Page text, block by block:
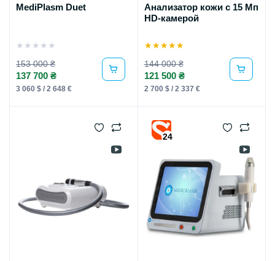
MediPlasm Duet
★ ★ ★ ★ ★
153 000 ₴
137 700 ₴
3 060 $ / 2 648 €
Анализатор кожи с 15 Мп
HD-камерой
★★★★★
144 000 ₴
121 500 ₴
2 700 $ / 2 337 €
24